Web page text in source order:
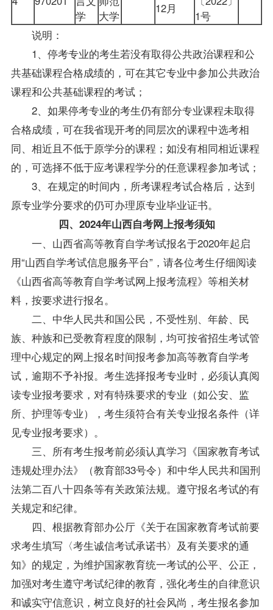
学
大学
12月
1号
说明：
1、停考专业的考生若没有取得公共政治课程和公
共基础课程合格成绩的，可在其它专业中参加公共政治
课程和公共基础课程的考试；
2、如果停考专业的考生仍有部分专业课程未取得
合格成绩，可在我省现开考的同层次的课程中选考相
同、相近且不低于原学分的课程；如没有相同相近课程
的，可选择不低于应考课程学分的任意课程参加考试；
3、在规定的时间内，所考课程考试合格后，达到
原专业学分要求的仍可办理原专业毕业证书。
四、2024年山西自考网上报考须知
一、山西省高等教育自学考试报名于2020年起启
用“山西自学考试信息服务平台”，请各位考生仔细阅读
《山西省高等教育自学考试网上报考流程》等相关材
料，按要求进行报名。
二、中华人民共和国公民，不受性别、年龄、民
族、种族和已受教育程度的限制，均可按省招生考试管
理中心规定的网上报名时间报考参加高等教育自学考
试，逾期不予补报。考生选择报考专业时，必须认真阅
读专业报考要求，对有特殊要求的专业（如公安、监
所、护理等专业），考生须符合有关专业报名条件（详
见专业报考要求）。
三、所有考生报考前必须认真学习《国家教育考试
违规处理办法》（教育部33号令）和中华人民共和国刑
法第二百八十四条等有关政策法规。遵守报名考试的有
关规定和纪律。
四、根据教育部办公厅《关于在国家教育考试前要
求考生填写〈考生诚信考试承诺书〉及有关要求的通
知》的规定，为维护国家教育统一考试的公平、公正，
加强对考生遵守考试纪律的教育，强化考生的自律意识
和诚实守信意识，树立良好的社会风尚，考生报名参加